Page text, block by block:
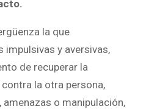
la que
impulsivas y aversivas,
de recuperar la
la otra persona,
o manipulación,